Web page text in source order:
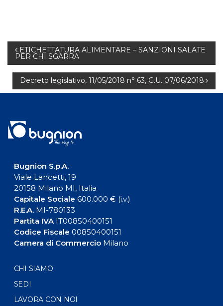
Navigazione
articoli
ETICHETTATURA ALIMENTARE – SANZIONI SALATE
PER CHI SGARRA
Decreto legislativo, 11/05/2018 n° 63, G.U. 07/06/2018
Bugnion S.p.A.
Viale Lancetti, 19
20158 Milano MI, Italia
Capitale Sociale 600.000 € (i.v.)
R.E.A.MI-780133
Partita IVAIT00850400151
Codice Fiscale 00850400151
Camera di CommercioMilano
CHI SIAMO
SEDI
LAVORA CON NOI